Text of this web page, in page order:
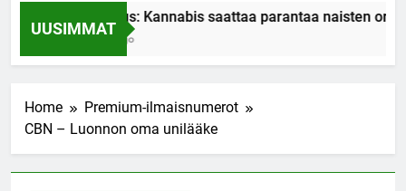
UUSIMMAT
Tutkimus: Kannabis saattaa parantaa naisten
7 Years Ago
Home
Premium-ilmaisnumerot
CBN – Luonnon oma unilääke